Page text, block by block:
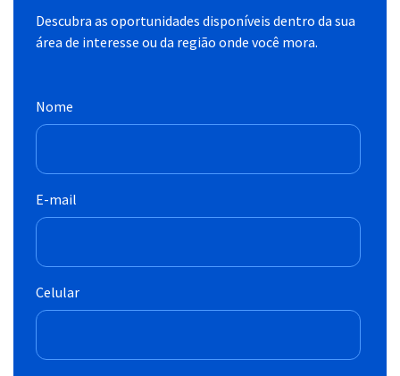
Descubra as oportunidades disponíveis dentro da sua
área de interesse ou da região onde você mora.
Nome
E-mail
Celular